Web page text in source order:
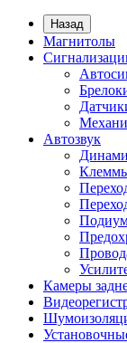
Назад
Магнитолы
Автозвук
Камеры